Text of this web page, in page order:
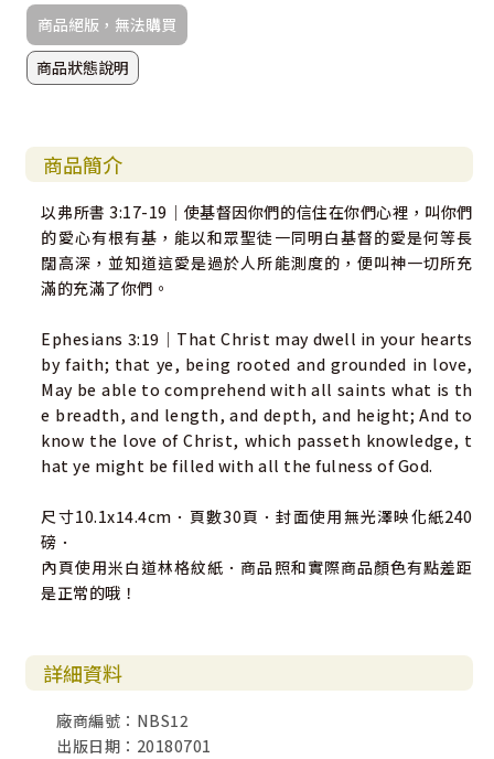
商品絕版，無法購買
商品狀態說明
商品簡介
以弗所書 3:17-19｜使基督因你們的信住在你們心裡，叫你們
的愛心有根有基，能以和眾聖徒一同明白基督的愛是何等長
闊高深，並知道這愛是過於人所能測度的，便叫神一切所充
滿的充滿了你們。
Ephesians 3:19｜That Christ may dwell in your hearts
by faith; that ye, being rooted and grounded in love,
May be able to comprehend with all saints what is th
e breadth, and length, and depth, and height; And to
know the love of Christ, which passeth knowledge, t
hat ye might be filled with all the fulness of God.
尺寸10.1x14.4cm．頁數30頁．封面使用無光澤映化紙240
磅．
內頁使用米白道林格紋紙．商品照和實際商品顏色有點差距
是正常的哦！
詳細資料
廠商編號：NBS12
出版日期：20180701